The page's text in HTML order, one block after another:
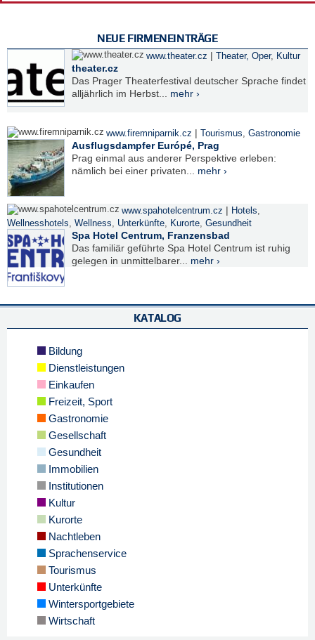
NEUE FIRMENEINTRÄGE
www.theater.cz | Theater, Oper, Kultur
theater.cz
Das Prager Theaterfestival deutscher Sprache findet
alljährlich im Herbst... mehr ›
www.firemniparnik.cz | Tourismus, Gastronomie
Ausflugsdampfer Európé, Prag
Prag einmal aus anderer Perspektive erleben:
nämlich bei einer privaten... mehr ›
www.spahotelcentrum.cz | Hotels,
Wellnesshotels, Wellness, Unterkünfte, Kurorte, Gesundheit
Spa Hotel Centrum, Franzensbad
Das familiär geführte Spa Hotel Centrum ist ruhig
gelegen in unmittelbarer... mehr ›
KATALOG
Bildung
Dienstleistungen
Einkaufen
Freizeit, Sport
Gastronomie
Gesellschaft
Gesundheit
Immobilien
Institutionen
Kultur
Kurorte
Nachtleben
Sprachenservice
Tourismus
Unterkünfte
Wintersportgebiete
Wirtschaft